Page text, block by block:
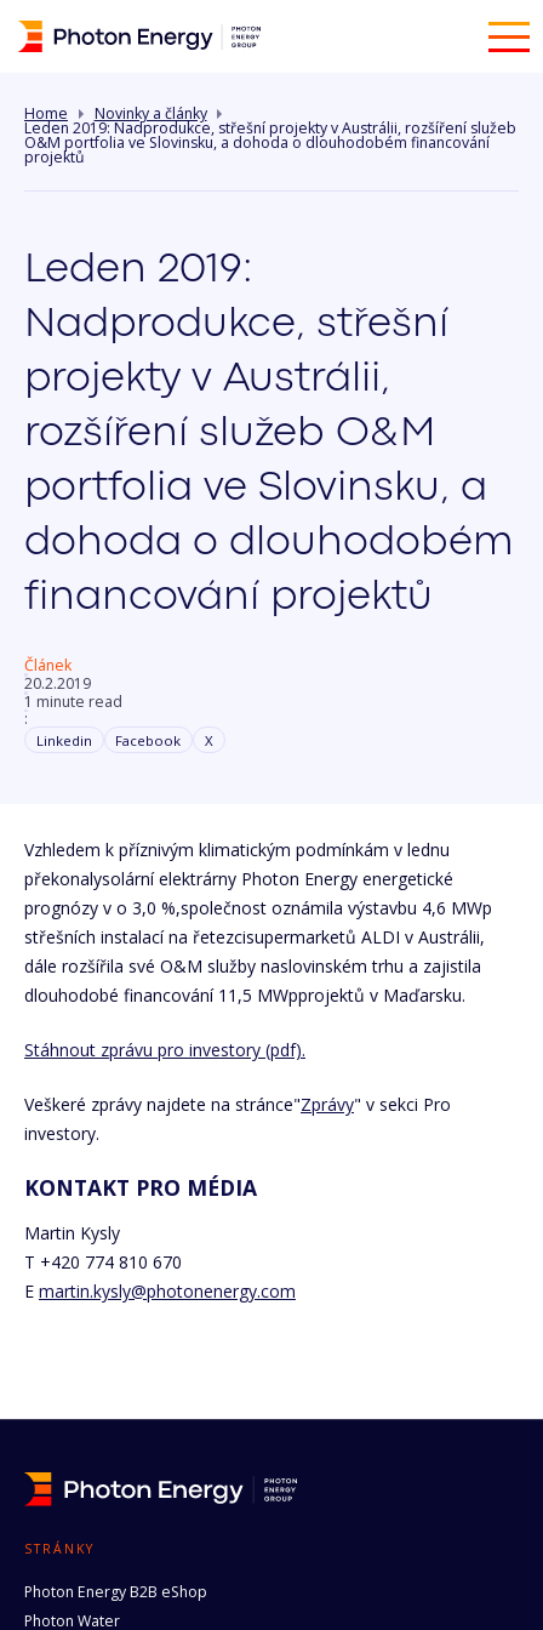
Home Novinky a články
Leden 2019: Nadprodukce, střešní projekty v Austrálii, rozšíření služeb
O&M portfolia ve Slovinsku, a dohoda o dlouhodobém financování
projektů
Leden 2019:
Nadprodukce, střešní
projekty v Austrálii,
rozšíření služeb O&M
portfolia ve Slovinsku, a
dohoda o dlouhodobém
financování projektů
Článek
20.2.2019
1 minute read
:
Linkedin Facebook X
Vzhledem k příznivým klimatickým podmínkám v lednu
překonalysolární elektrárny Photon Energy energetické
prognózy v o 3,0 %,společnost oznámila výstavbu 4,6 MWp
střešních instalací na řetezcisupermarketů ALDI v Austrálii,
dále rozšířila své O&M služby naslovinském trhu a zajistila
dlouhodobé financování 11,5 MWpprojektů v Maďarsku.
Stáhnout zprávu pro investory (pdf).
Veškeré zprávy najdete na stránce"Zprávy" v sekci Pro
investory.
KONTAKT PRO MÉDIA
Martin Kysly
T +420 774 810 670
E martin.kysly@photonenergy.com
STRÁNKY
Photon Energy B2B eShop
Photon Water